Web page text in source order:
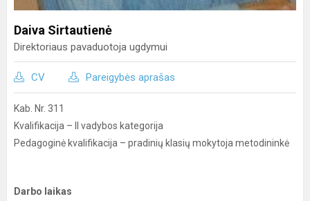
Daiva Sirtautienė
Direktoriaus pavaduotoja ugdymui
CV Pareigybės aprašas
Kab. Nr. 311
Kvalifikacija – II vadybos kategorija
Pedagoginė kvalifikacija – pradinių klasių mokytoja metodininkė
Darbo laikas